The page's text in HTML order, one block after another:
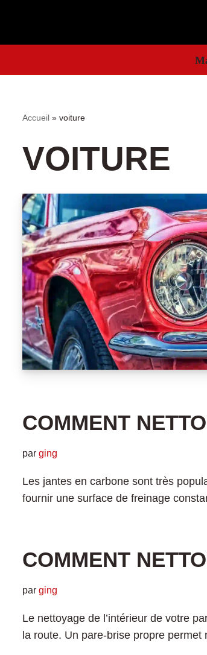
Accueil » voiture
VOITURE
COMMENT
par ging
Les jantes en carbone sont très
fournir une surface de freinage
COMMENT
par ging
Le nettoyage de l’intérieur de votre
la route. Un pare-brise propre